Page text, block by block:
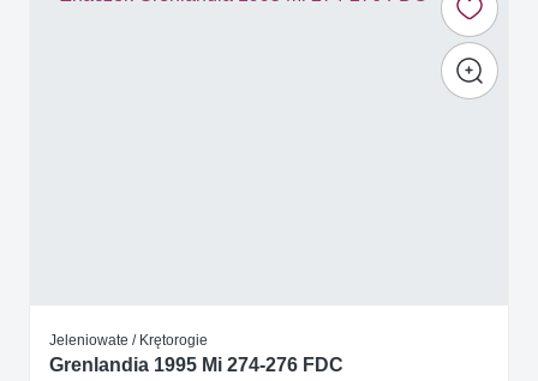
Jeleniowate / Krętorogie
Grenlandia 1995 Mi 274-276 FDC